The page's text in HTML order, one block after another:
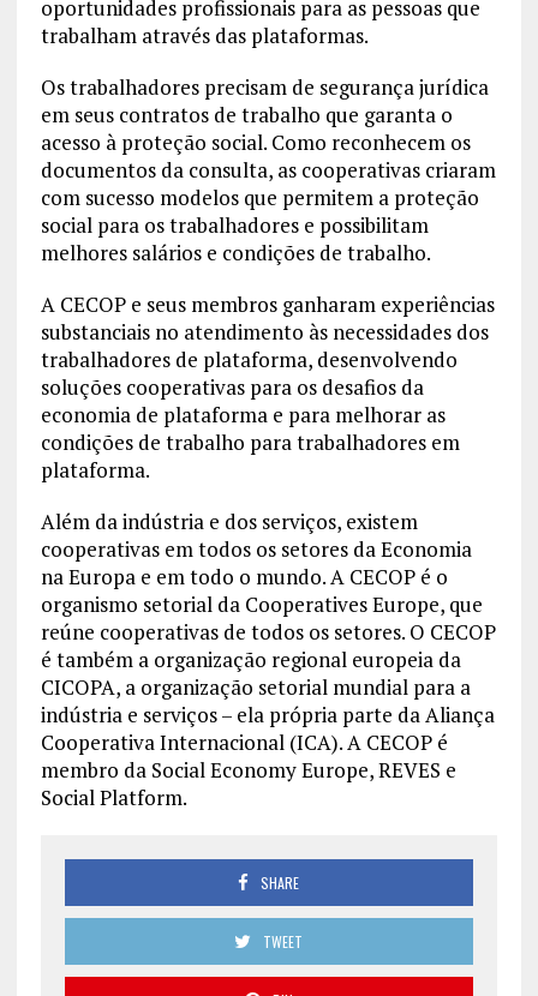
oportunidades profissionais para as pessoas que
trabalham através das plataformas.
Os trabalhadores precisam de segurança jurídica
em seus contratos de trabalho que garanta o
acesso à proteção social. Como reconhecem os
documentos da consulta, as cooperativas criaram
com sucesso modelos que permitem a proteção
social para os trabalhadores e possibilitam
melhores salários e condições de trabalho.
A CECOP e seus membros ganharam experiências
substanciais no atendimento às necessidades dos
trabalhadores de plataforma, desenvolvendo
soluções cooperativas para os desafios da
economia de plataforma e para melhorar as
condições de trabalho para trabalhadores em
plataforma.
Além da indústria e dos serviços, existem
cooperativas em todos os setores da Economia
na Europa e em todo o mundo. A CECOP é o
organismo setorial da Cooperatives Europe, que
reúne cooperativas de todos os setores. O CECOP
é também a organização regional europeia da
CICOPA, a organização setorial mundial para a
indústria e serviços – ela própria parte da Aliança
Cooperativa Internacional (ICA). A CECOP é
membro da Social Economy Europe, REVES e
Social Platform.
SHARE
TWEET